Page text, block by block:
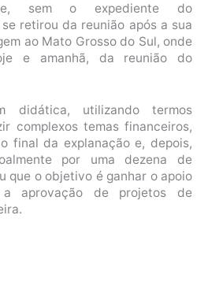
sem o expediente do
retirou da reunião após a sua
ao Mato Grosso do Sul, onde
e amanhã, da reunião do
didática, utilizando termos
complexos temas financeiros,
final da explanação e, depois,
por uma dezena de
que o objetivo é ganhar o apoio
aprovação de projetos de